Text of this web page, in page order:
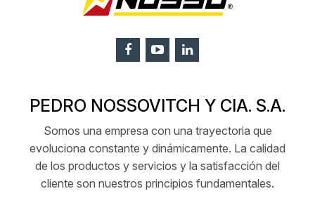
PEDRO NOSSOVITCH Y CIA. S.A.
Somos una empresa con una trayectoria que
evoluciona constante y dinámicamente. La calidad
de los productos y servicios y la satisfacción del
cliente son nuestros principios fundamentales.